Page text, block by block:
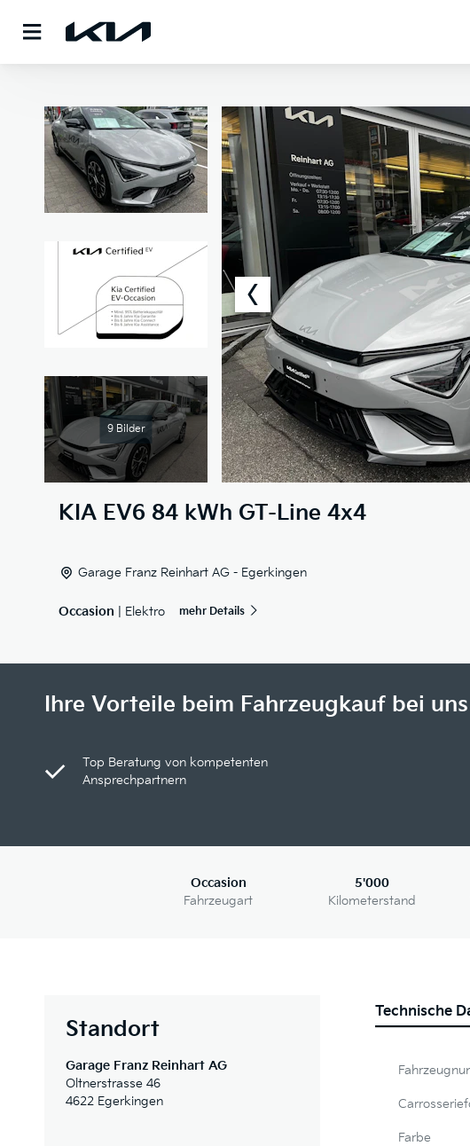
9 Bilder
KIA EV6 84 kWh GT-Line 4x4
Garage Franz Reinhart AG - Egerkingen
Occasion | Elektro mehr Details
Ihre Vorteile beim Fahrzeugkauf bei uns
Top Beratung von kompetenten
Ansprechpartnern
Occasion
Fahrzeugart
5'000
Kilometerstand
Technische
Farbe
Standort
Garage Franz Reinhart AG
Oltnerstrasse 46
4622 Egerkingen